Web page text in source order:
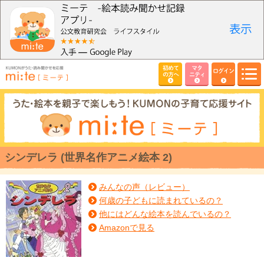
初めて
の方へ
マタ
ニティ
ログイン
シンデレラ (世界名作アニメ絵本 2)
みんなの声（レビュー）
何歳の子どもに読まれているの？
他にはどんな絵本を読んでいるの？
Amazonで見る